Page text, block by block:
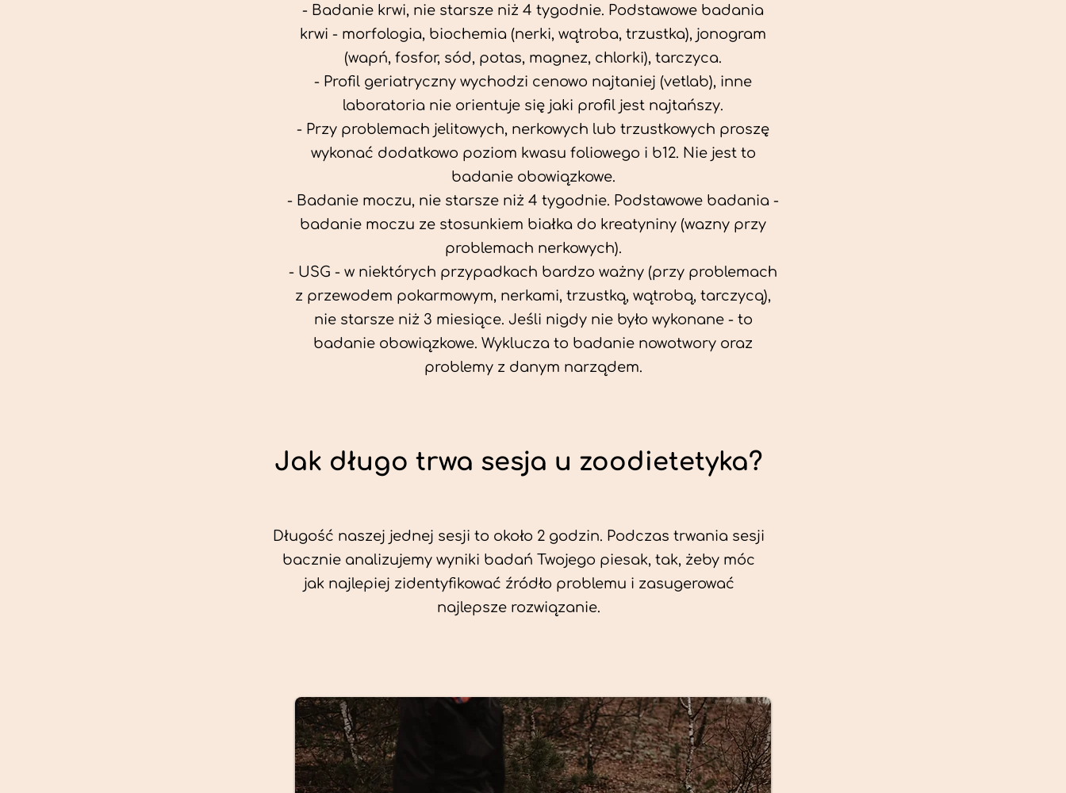
- Badanie krwi, nie starsze niż 4 tygodnie. Podstawowe badania
krwi - morfologia, biochemia (nerki, wątroba, trzustka), jonogram
(wapń, fosfor, sód, potas, magnez, chlorki), tarczyca.
- Profil geriatryczny wychodzi cenowo najtaniej (vetlab), inne
laboratoria nie orientuje się jaki profil jest najtańszy.
- Przy problemach jelitowych, nerkowych lub trzustkowych proszę
wykonać dodatkowo poziom kwasu foliowego i b12. Nie jest to
badanie obowiązkowe.
- Badanie moczu, nie starsze niż 4 tygodnie. Podstawowe badania -
badanie moczu ze stosunkiem białka do kreatyniny (wazny przy
problemach nerkowych).
- USG - w niektórych przypadkach bardzo ważny (przy problemach
z przewodem pokarmowym, nerkami, trzustką, wątrobą, tarczycą),
nie starsze niż 3 miesiące. Jeśli nigdy nie było wykonane - to
badanie obowiązkowe. Wyklucza to badanie nowotwory oraz
problemy z danym narządem.
Jak długo trwa sesja u zoodietetyka?
Długość naszej jednej sesji to około 2 godzin. Podczas trwania sesji
bacznie analizujemy wyniki badań Twojego piesak, tak, żeby móc
jak najlepiej zidentyfikować źródło problemu i zasugerować
najlepsze rozwiązanie.